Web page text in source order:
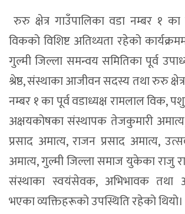
रुरु क्षेत्र गाउँपालिका वडा नम्बर १ का
विकको विशिष्ट अतिथ्यता रहेको
गुल्मी जिल्ला समन्वय समितिका पूर्व
श्रेष्ठ, संस्थाका आजीवन सदस्य तथा रुरु
नम्बर १ का पूर्व वडाध्यक्ष रामलाल विक,
अक्षयकोषका संस्थापक तेजकुमारी
प्रसाद अमात्य, राजन प्रसाद अमात्य,
अमात्य, गुल्मी जिल्ला समाज युकेका राजु
संस्थाका स्वयंसेवक, अभिभावक तथा
भएका व्यक्तिहरूको उपस्थिति रहेको थियो।